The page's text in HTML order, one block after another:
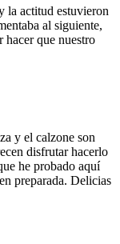
la actitud estuvieron
al siguiente,
hacer que nuestro
y el calzone son
disfrutar hacerlo
he probado aquí
preparada. Delicias